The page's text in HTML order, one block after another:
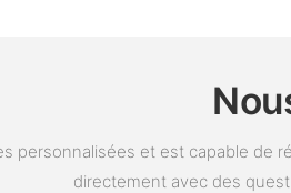
personnalisées et est capable
directement avec des